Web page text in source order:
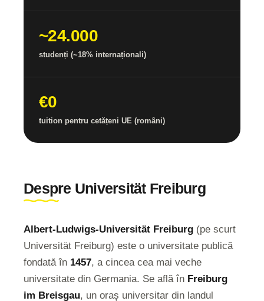
~24.000
studenți (~18% internaționali)
€0
tuition pentru cetățeni UE (români)
Despre Universität Freiburg
Albert-Ludwigs-Universität Freiburg (pe scurt
Universität Freiburg) este o universitate publică
fondată în 1457, a cincea cea mai veche
universitate din Germania. Se află în Freiburg
im Breisgau, un oraș universitar din landul